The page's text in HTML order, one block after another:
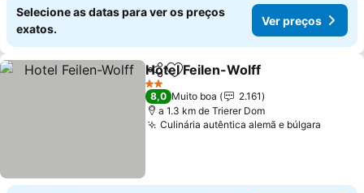
Selecione as datas para ver os preços
exatos.
Ver preços
PartilharAdicionar aos favoritos
Hotel Feilen-Wolff
2 Estrelas
8,0 Muito boa
2.161
a 1.3 km de Trierer Dom
Culinária autêntica alemã e búlgara